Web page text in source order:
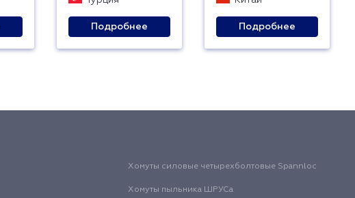
Подробнее Подробнее
Хомуты силовые четырехболтовые Spannloc
Хомуты пыльника ШРУСа